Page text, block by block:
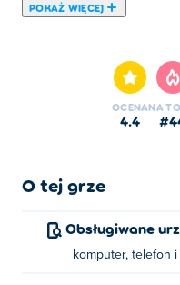
POKAŻ WIĘCEJ
od podstawowego
ścieżki, aby zwiększyć
końcu każdego
potężnego arsenału?
Jak grać w Guns
Użyj A/D, strzałek w
OCENA
4.4
NA
O tej grze
Obsługiwane
komputer, telefon